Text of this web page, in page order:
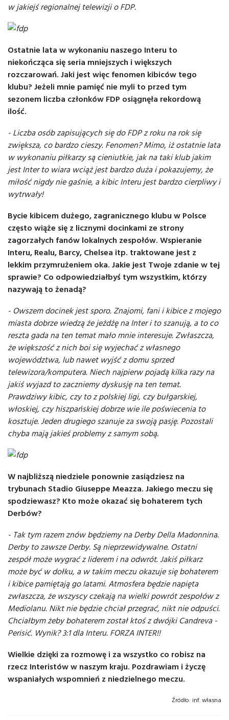
w jakiejś regionalnej telewizji o FDP.
Ostatnie lata w wykonaniu naszego Interu to
niekończąca się seria mniejszych i większych
rozczarowań. Jaki jest więc fenomen kibiców tego
klubu? Jeżeli mnie pamięć nie myli to przed tym
sezonem liczba członków FDP osiągnęła rekordową
ilość.
- Liczba osób zapisujących się do FDP z roku na rok się
zwiększa, co bardzo cieszy. Fenomen? Mimo, iż ostatnie lata
w wykonaniu piłkarzy są cieniutkie, jak na taki klub jakim
jest Inter to wiara wciąż jest bardzo duża i pokazujemy, że
miłość nigdy nie gaśnie, a kibic Interu jest bardzo cierpliwy i
wytrwały!
Bycie kibicem dużego, zagranicznego klubu w Polsce
często wiąże się z licznymi docinkami ze strony
zagorzałych fanów lokalnych zespołów. Wspieranie
Interu, Realu, Barcy, Chelsea itp. traktowane jest z
lekkim przymrużeniem oka. Jakie jest Twoje zdanie w tej
sprawie? Co odpowiedziałbyś tym wszystkim, którzy
nazywają to żenadą?
- Owszem docinek jest sporo. Znajomi, fani i kibice z mojego
miasta dobrze wiedzą że jeżdżę na Inter i to szanują, a to co
reszta gada na ten temat mało mnie interesuje. Zwłaszcza,
że większość z nich boi się wyjechać z własnego
województwa, lub nawet wyjść z domu sprzed
telewizora/komputera. Niech najpierw pojadą kilka razy na
jakiś wyjazd to zaczniemy dyskusję na ten temat.
Prawdziwy kibic, czy to z polskiej ligi, czy bułgarskiej,
włoskiej, czy hiszpańskiej dobrze wie ile poświecenia to
kosztuje. Jeden drugiego szanuje za swoją pasję. Pozostali
chyba mają jakieś problemy z samym sobą.
W najbliższą niedziele ponownie zasiądziesz na
trybunach Stadio Giuseppe Meazza. Jakiego meczu się
spodziewasz? Kto może okazać się bohaterem tych
Derbów?
- Tak tym razem znów będziemy na Derby Della Madonnina.
Derby to zawsze Derby. Są nieprzewidywalne. Ostatni
zespół może wygrać z liderem i na odwrót. Jakiś piłkarz
może być w dołku, a w takim meczu okazuje się bohaterem
i kibice pamiętają go latami. Atmosfera będzie napięta
zwłaszcza, że wszyscy czekają na wielki powrót zespołów z
Mediolanu. Nikt nie będzie chciał przegrać, nikt nie odpuści.
Chciałbym żeby bohaterem został ktoś z dwójki Candreva -
Perisić. Wynik? 3:1 dla Interu. FORZA INTER!!
Wielkie dzięki za rozmowę i za wszystko co robisz na
rzecz Interistów w naszym kraju. Pozdrawiam i życzę
wspaniałych wspomnień z niedzielnego meczu.
Źródło: inf. własna